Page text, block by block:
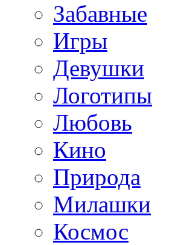
Забавные
Игры
Девушки
Логотипы
Любовь
Кино
Природа
Милашки
Космос